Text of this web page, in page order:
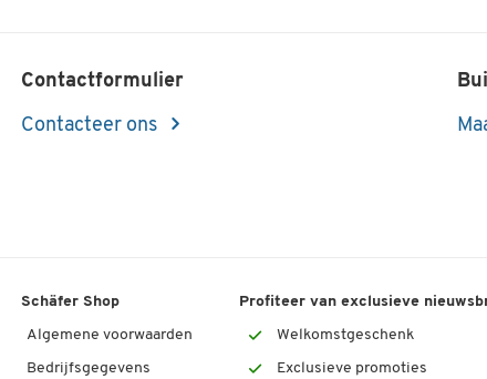
Contactformulier
Contacteer ons
Schäfer Shop
Algemene voorwaarden
Bedrijfsgegevens
Profiteer van exclusieve
Welkomstgeschenk
Exclusieve promoties